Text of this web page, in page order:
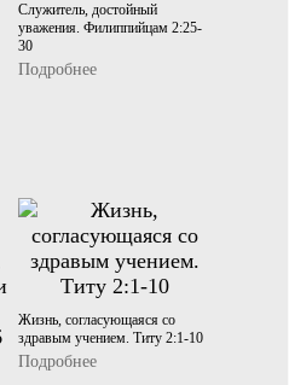
Служитель, достойный
уважения. Филиппийцам 2:25-
30
Подробнее
Жизнь, согласующаяся со
здравым учением. Титу 2:1-10
Подробнее